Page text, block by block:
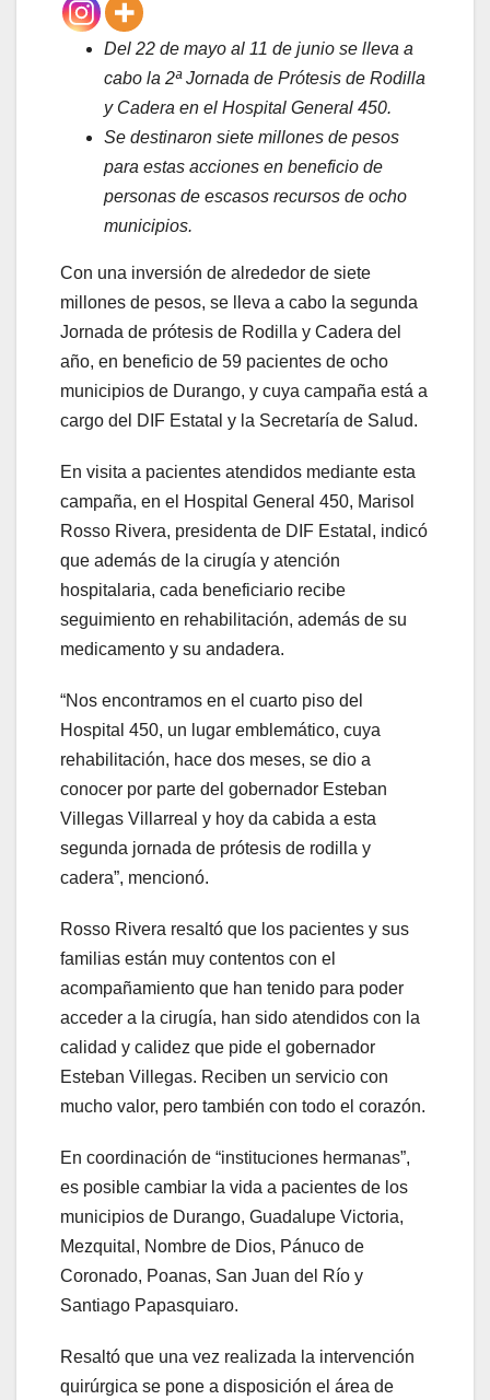
Del 22 de mayo al 11 de junio se lleva a
cabo la 2ª Jornada de Prótesis de Rodilla
y Cadera en el Hospital General 450.
Se destinaron siete millones de pesos
para estas acciones en beneficio de
personas de escasos recursos de ocho
municipios.
Con una inversión de alrededor de siete
millones de pesos, se lleva a cabo la segunda
Jornada de prótesis de Rodilla y Cadera del
año, en beneficio de 59 pacientes de ocho
municipios de Durango, y cuya campaña está a
cargo del DIF Estatal y la Secretaría de Salud.
En visita a pacientes atendidos mediante esta
campaña, en el Hospital General 450, Marisol
Rosso Rivera, presidenta de DIF Estatal, indicó
que además de la cirugía y atención
hospitalaria, cada beneficiario recibe
seguimiento en rehabilitación, además de su
medicamento y su andadera.
“Nos encontramos en el cuarto piso del
Hospital 450, un lugar emblemático, cuya
rehabilitación, hace dos meses, se dio a
conocer por parte del gobernador Esteban
Villegas Villarreal y hoy da cabida a esta
segunda jornada de prótesis de rodilla y
cadera”, mencionó.
Rosso Rivera resaltó que los pacientes y sus
familias están muy contentos con el
acompañamiento que han tenido para poder
acceder a la cirugía, han sido atendidos con la
calidad y calidez que pide el gobernador
Esteban Villegas. Reciben un servicio con
mucho valor, pero también con todo el corazón.
En coordinación de “instituciones hermanas”,
es posible cambiar la vida a pacientes de los
municipios de Durango, Guadalupe Victoria,
Mezquital, Nombre de Dios, Pánuco de
Coronado, Poanas, San Juan del Río y
Santiago Papasquiaro.
Resaltó que una vez realizada la intervención
quirúrgica se pone a disposición el área de